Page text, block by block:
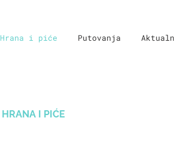
Hrana i piće Putovanja
HRANA I PIĆE